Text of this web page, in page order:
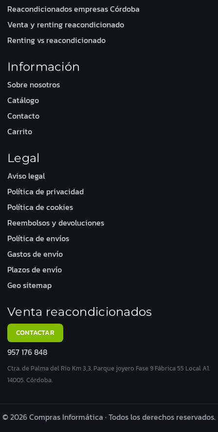
Reacondicionados empresas Córdoba
Venta y renting reacondicionado
Renting vs reacondicionado
Información
Sobre nosotros
Catálogo
Contacto
Carrito
Legal
Aviso legal
Política de privacidad
Política de cookies
Reembolsos y devoluciones
Política de envíos
Gastos de envío
Plazos de envío
Geo sitemap
Venta reacondicionados
CONTACTAR
957 176 848
Ctra. de Palma del Rio Km 3,3. Parque joyero Fase 9 Fábrica 55 Local A1.
14005. Córdoba.
© 2026 Compras Informática · Todos los derechos reservados.